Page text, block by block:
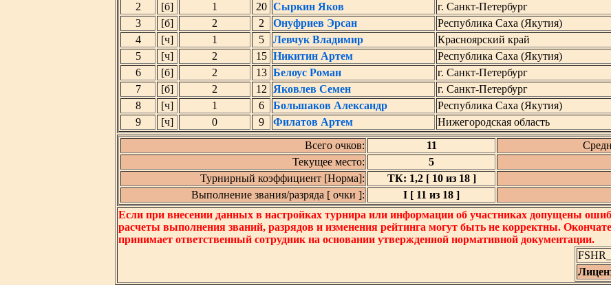
2
[б] 1 20 Сыркин Яков г. Санкт-Петербург
3
[б] 2 2 Онуфриев Эрсан Республика Саха (Якутия)
4
[ч] 1 5 Левчук Владимир Красноярский край
5
[ч] 2 15 Никитин Артем Республика Саха (Якутия)
6
[б] 2 13 Белоус Роман г. Санкт-Петербург
7
[б] 2 12 Яковлев Семен г. Санкт-Петербург
8
[ч] 1 6 Большаков Александр Республика Саха (Якутия)
9
[ч] 0 9 Филатов Артем Нижегородская область
Всего очков:
11
Текущее место:
5
Турнирный коэффициент [Норма]:
ТК: 1,2 [ 10 из 18 ]
Выполнение звания/разряда [ очки ]:
I [ 11 из 18 ]
Если при внесении данных в настройках турнира или информации об участниках допущены
расчеты выполнения званий, разрядов и изменения рейтинга могут быть не корректны.
принимает ответственный сотрудник на основании утвержденной нормативной документации.